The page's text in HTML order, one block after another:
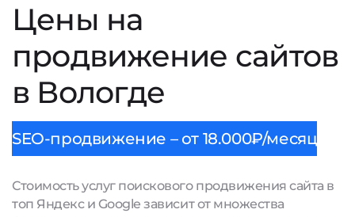
Цены на
продвижение сайтов
в Вологде
SEO-продвижение – от 18.000₽/месяц
Стоимость услуг поискового продвижения сайта в
топ Яндекс и Google зависит от множества